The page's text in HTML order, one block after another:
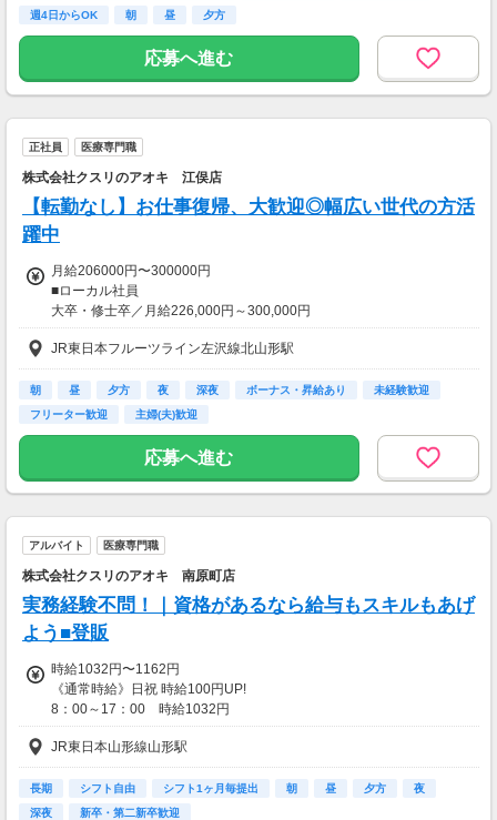
（施術所に応じて変動あり）
【交通費】
週4日からOK
朝 昼 夕方
応募へ進む
正社員 医療専門職
株式会社クスリのアオキ 江俣店
【転勤なし】お仕事復帰、大歓迎◎幅広い世代の方活
躍中
月給206000円〜300000円
■ローカル社員
大卒・修士卒／月給226,000円～300,000円
高校・短大・専門卒／月給206,000円～300,000円
～年収例～
年収356万円／入社1年目
年収500万円／入社3年目・店長
一部支給
JR東日本フルーツライン左沢線北山形駅
朝 昼 夕方 夜 深夜 ボーナス・昇給あり
未経験歓迎
フリーター歓迎
主婦(夫)歓迎
応募へ進む
アルバイト 医療専門職
株式会社クスリのアオキ 南原町店
実務経験不問！｜資格があるなら給与もスキルもあげ
よう■登販
時給1032円〜1162円
《通常時給》日祝 時給100円UP!
8：00～17：00 時給1032円
17：00～22：00 時給1032円
22時以降 25％増し（営業店舗のみ）
【手当】
登録販売者資格手当（時給＋30円）
JR東日本山形線山形駅
長期 シフト自由 シフト1ヶ月毎提出 朝 昼 夕方
夜
深夜
新卒・第二新卒歓迎